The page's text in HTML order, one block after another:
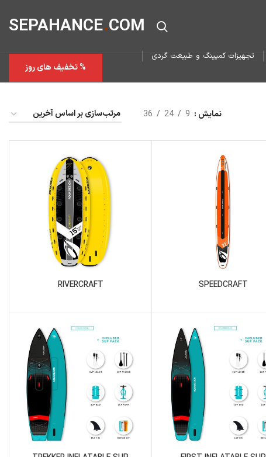
SEPAHANCE.COM
تجهیزات کمپینگ و طبیعت گردی
% تخفیف های روز
نمایش 9
24
36
SPEEDCRAFT
RIVERCRAFT